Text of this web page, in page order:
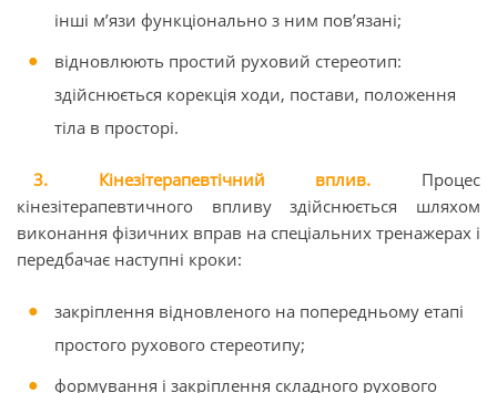
інші м’язи функціонально з ним пов’язані;
відновлюють простий руховий стереотип:
здійснюється корекція ходи, постави, положення
тіла в просторі.
3. Кінезітерапевтічний вплив. Процес
кінезітерапевтичного впливу здійснюється шляхом
виконання фізичних вправ на спеціальних тренажерах і
передбачає наступні кроки:
закріплення відновленого на попередньому етапі
простого рухового стереотипу;
формування і закріплення складного рухового